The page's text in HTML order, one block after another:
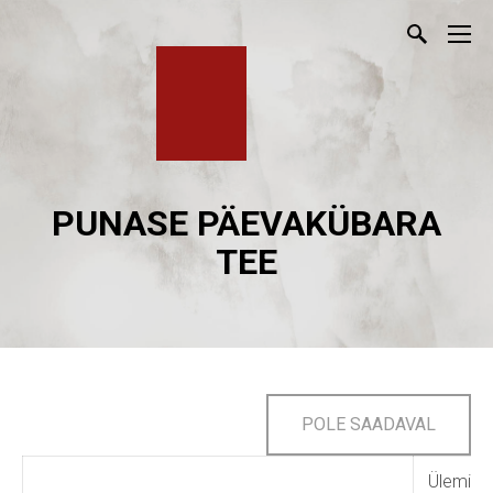
PUNASE PÄEVAKÜBARA
TEE
POLE SAADAVAL
Ülemisi